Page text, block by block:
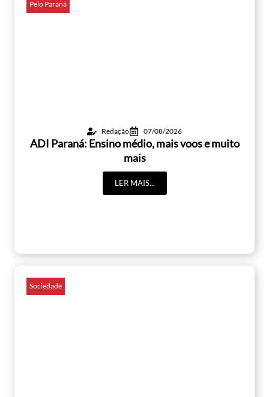
Pelo Paraná
Redação 07/08/2026
ADI Paraná: Ensino médio, mais voos e muito
mais
LER MAIS...
Sociedade